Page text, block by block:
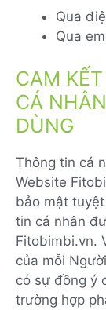
Qua
Qua
CAM
CÁ
DÙNG
Thông tin cá
Website
bảo mật
tin cá nhân
Fitobimbi.vn.
của mỗi
có sự đồng ý
trường hợp